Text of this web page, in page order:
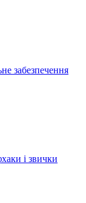
забезпечення
і звички